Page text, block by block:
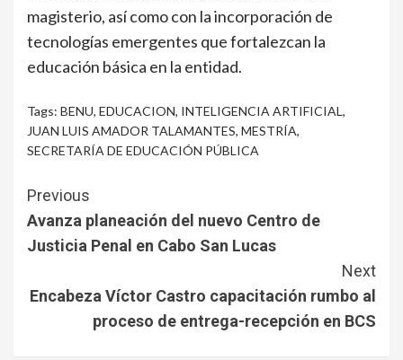
magisterio, así como con la incorporación de
tecnologías emergentes que fortalezcan la
educación básica en la entidad.
Tags: BENU, EDUCACION, INTELIGENCIA ARTIFICIAL,
JUAN LUIS AMADOR TALAMANTES, MESTRÍA,
SECRETARÍA DE EDUCACIÓN PÚBLICA
Continue
Reading
Previous
Avanza planeación del nuevo Centro de
Justicia Penal en Cabo San Lucas
Next
Encabeza Víctor Castro capacitación rumbo al
proceso de entrega-recepción en BCS